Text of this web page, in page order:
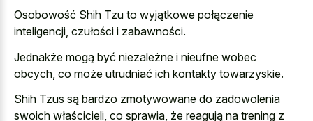
Osobowość Shih Tzu to wyjątkowe połączenie
inteligencji, czułości i zabawności.
Jednakże mogą być niezależne i nieufne wobec
obcych, co może utrudniać ich kontakty towarzyskie.
Shih Tzus są bardzo zmotywowane do zadowolenia
swoich właścicieli, co sprawia, że reagują na trening z